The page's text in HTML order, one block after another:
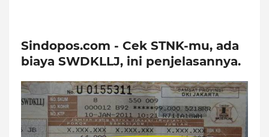
Sindopos.com - Cek STNK-mu, ada
biaya SWDKLLJ, ini penjelasannya.